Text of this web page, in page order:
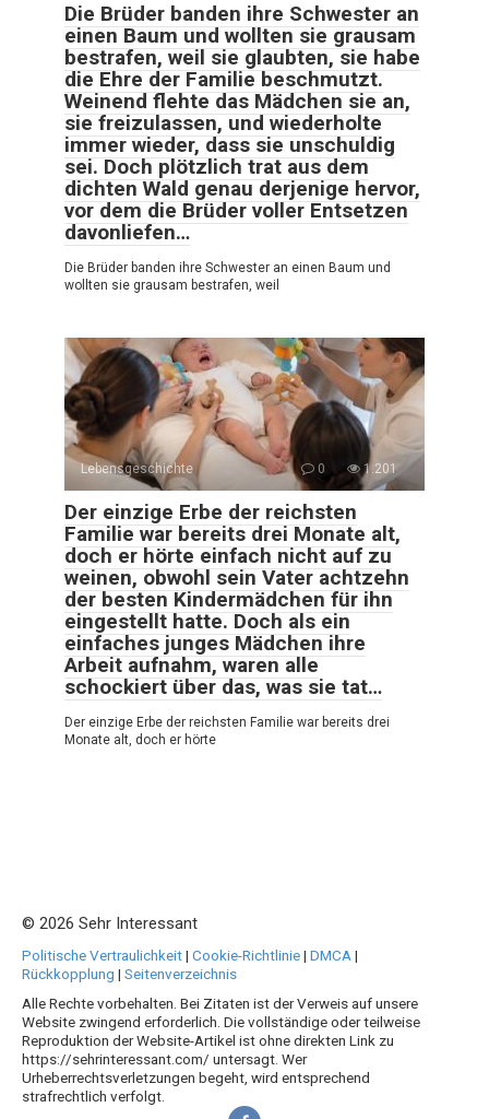
Die Brüder banden ihre Schwester an
einen Baum und wollten sie grausam
bestrafen, weil sie glaubten, sie habe
die Ehre der Familie beschmutzt.
Weinend flehte das Mädchen sie an,
sie freizulassen, und wiederholte
immer wieder, dass sie unschuldig
sei. Doch plötzlich trat aus dem
dichten Wald genau derjenige hervor,
vor dem die Brüder voller Entsetzen
davonliefen…
Die Brüder banden ihre Schwester an einen Baum und
wollten sie grausam bestrafen, weil
Lebensgeschichte 0 1.201
Der einzige Erbe der reichsten
Familie war bereits drei Monate alt,
doch er hörte einfach nicht auf zu
weinen, obwohl sein Vater achtzehn
der besten Kindermädchen für ihn
eingestellt hatte. Doch als ein
einfaches junges Mädchen ihre
Arbeit aufnahm, waren alle
schockiert über das, was sie tat…
Der einzige Erbe der reichsten Familie war bereits drei
Monate alt, doch er hörte
© 2026 Sehr Interessant
Politische Vertraulichkeit| Cookie-Richtlinie| DMCA|
Rückkopplung | Seitenverzeichnis
Alle Rechte vorbehalten. Bei Zitaten ist der Verweis auf unsere
Website zwingend erforderlich. Die vollständige oder teilweise
Reproduktion der Website-Artikel ist ohne direkten Link zu
https://sehrinteressant.com/ untersagt. Wer
Urheberrechtsverletzungen begeht, wird entsprechend
strafrechtlich verfolgt.